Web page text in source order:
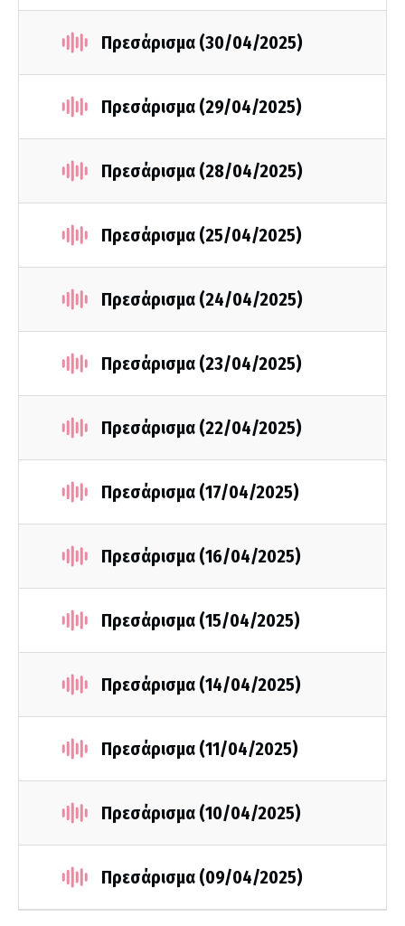
Πρεσάρισμα (30/04/2025)
Πρεσάρισμα (29/04/2025)
Πρεσάρισμα (28/04/2025)
Πρεσάρισμα (25/04/2025)
Πρεσάρισμα (24/04/2025)
Πρεσάρισμα (23/04/2025)
Πρεσάρισμα (22/04/2025)
Πρεσάρισμα (17/04/2025)
Πρεσάρισμα (16/04/2025)
Πρεσάρισμα (15/04/2025)
Πρεσάρισμα (14/04/2025)
Πρεσάρισμα (11/04/2025)
Πρεσάρισμα (10/04/2025)
Πρεσάρισμα (09/04/2025)